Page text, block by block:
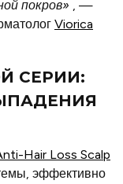
покров» , —
Viorica
СЕРИИ:
Hair Loss Scalp
эффективно